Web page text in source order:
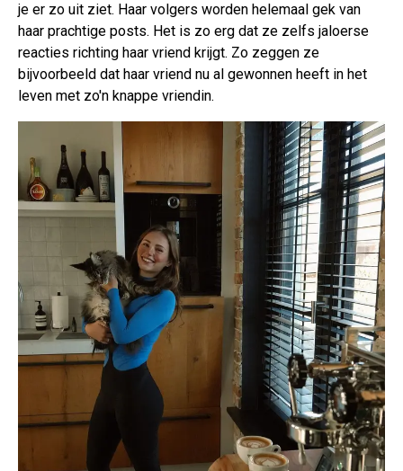
je er zo uit ziet. Haar volgers worden helemaal gek van
haar prachtige posts. Het is zo erg dat ze zelfs jaloerse
reacties richting haar vriend krijgt. Zo zeggen ze
bijvoorbeeld dat haar vriend nu al gewonnen heeft in het
leven met zo'n knappe vriendin.